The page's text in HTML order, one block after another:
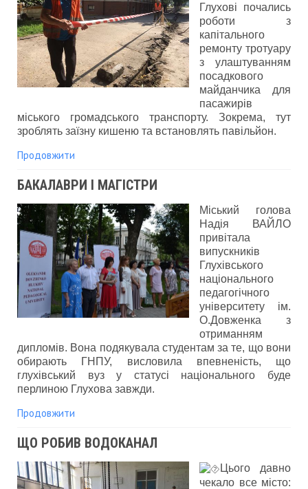
Глухові почались
роботи з
капітального
ремонту тротуару
з улаштуванням
посадкового
майданчика для
пасажирів
міського громадського транспорту. Зокрема, тут
зроблять заїзну кишеню та встановлять павільйон.
Продовжити
БАКАЛАВРИ І МАГІСТРИ
Міський голова
Надія ВАЙЛО
привітала
випускників
Глухівського
національного
педагогічного
університету ім.
О.Довженка з
отриманням
дипломів. Вона подякувала студентам за те, що вони
обирають ГНПУ, висловила впевненість, що
глухівський вуз у статусі національного буде
перлиною Глухова завжди.
Продовжити
ЩО РОБИВ ВОДОКАНАЛ
Цього давно
чекало все місто: